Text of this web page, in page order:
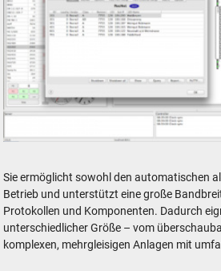
Sie ermöglicht sowohl den automatischen
Betrieb und unterstützt eine große
Protokollen und Komponenten. Dadurch
unterschiedlicher Größe – vom
komplexen, mehrgleisigen Anlagen mit